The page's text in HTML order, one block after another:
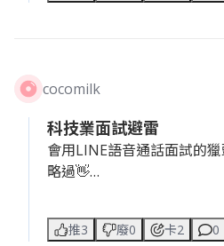
重點一：Token拉開序幕、
重點二：最新GPU架構！
Feynman登場
重點五：推人形機器人開源
cocomilk
科技業面試避雷
會用LINE語音通話面試的
略過👋
連Slack / Zoom / Google
專業度堪憂🤨
這種職缺八成流動率超高 🫠
推3 廢0 卡2 0